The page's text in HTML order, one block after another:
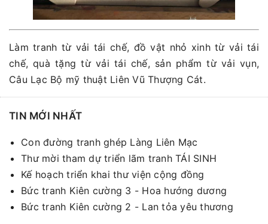
Làm tranh từ vải tái chế, đồ vật nhỏ xinh từ vải tái
chế, quà tặng từ vải tái chế, sản phẩm từ vải vụn,
Câu Lạc Bộ mỹ thuật Liên Vũ Thượng Cát.
TIN MỚI NHẤT
Con đường tranh ghép Làng Liên Mạc
Thư mời tham dự triển lãm tranh TÁI SINH
Kế hoạch triển khai thư viện cộng đồng
Bức tranh Kiên cường 3 - Hoa hướng dương
Bức tranh Kiên cường 2 - Lan tỏa yêu thương